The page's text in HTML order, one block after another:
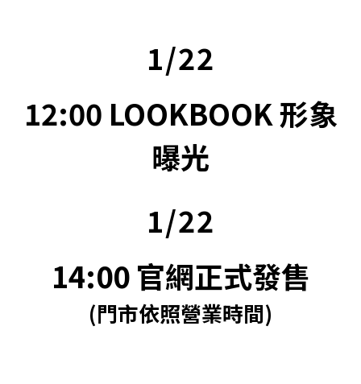
1/22
12:00 LOOKBOOK 形象
曝光
1/22
14:00 官網正式發售
(門市依照營業時間)